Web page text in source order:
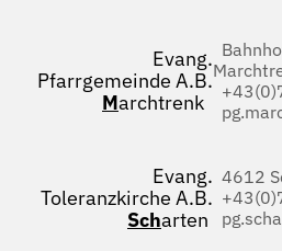
Evang.
Pfarrgemeinde A.B.
Marchtrenk
Evang.
Toleranzkirche A.B.
Scharten
4612